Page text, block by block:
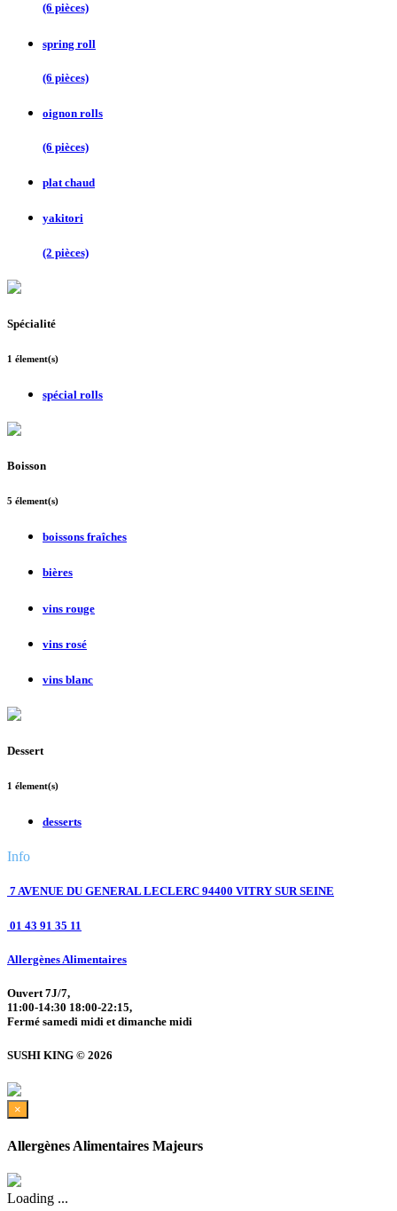
(6 pièces)
spring roll
(6 pièces)
oignon rolls
(6 pièces)
plat chaud
yakitori
(2 pièces)
Spécialité
1 élement(s)
spécial rolls
Boisson
5 élement(s)
boissons fraîches
bières
vins rouge
vins rosé
vins blanc
Dessert
1 élement(s)
desserts
Info
7 AVENUE DU GENERAL LECLERC 94400 VITRY SUR SEINE
01 43 91 35 11
Allergènes Alimentaires
Ouvert 7J/7,
11:00-14:30 18:00-22:15,
Fermé samedi midi et dimanche midi
SUSHI KING © 2026
×
Allergènes Alimentaires Majeurs
Loading ...